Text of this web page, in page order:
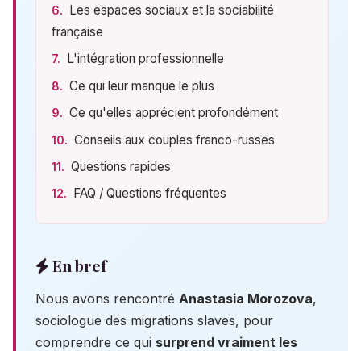
Les espaces sociaux et la sociabilité
française
L'intégration professionnelle
Ce qui leur manque le plus
Ce qu'elles apprécient profondément
Conseils aux couples franco-russes
Questions rapides
FAQ / Questions fréquentes
En bref
Nous avons rencontré Anastasia Morozova,
sociologue des migrations slaves, pour
comprendre ce qui surprend vraiment les